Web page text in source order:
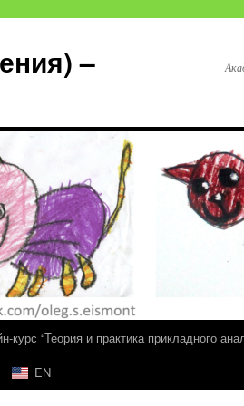
–
курс “Теория и практика прикладного
EN